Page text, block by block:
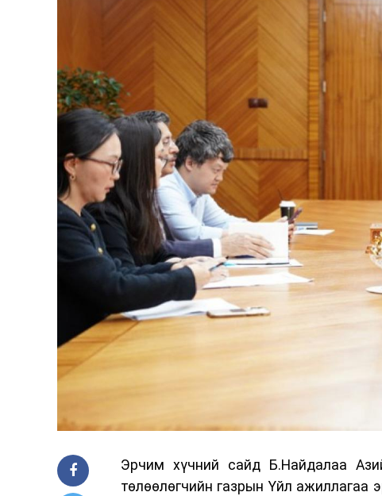
Эрчим хүчний сайд Б.Найдалаа
төлөөлөгчийн газрын Үйл ажиллагаа